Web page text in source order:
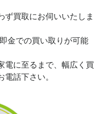
ず買取にお伺いいたしま
金での買い取りが可能
電に至るまで、幅広く買
話下さい。